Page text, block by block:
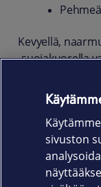
Kevyellä,
-suojakuorella
kulumaan
helppo
vaimentavat
Tuotekoodi
650-1135
sivuston